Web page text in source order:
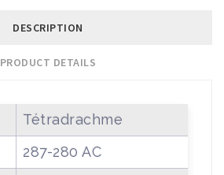
DESCRIPTION
PRODUCT DETAILS
Tétradrachme
287-280 AC